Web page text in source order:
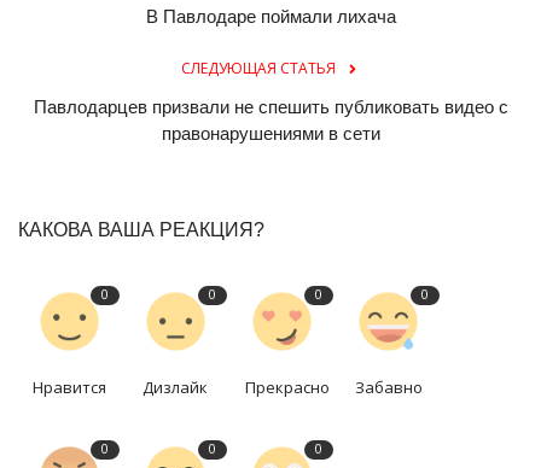
В Павлодаре поймали лихача
СЛЕДУЮЩАЯ СТАТЬЯ
Павлодарцев призвали не спешить публиковать видео с
правонарушениями в сети
КАКОВА ВАША РЕАКЦИЯ?
0
Нравится
0
Дизлайк
0
Прекрасно
0
Забавно
0 0 0